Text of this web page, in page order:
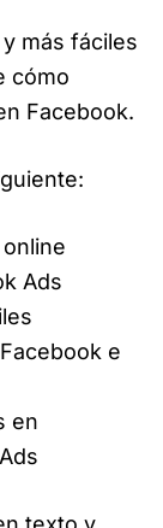
más fáciles
cómo
Facebook.
Ads
e
en